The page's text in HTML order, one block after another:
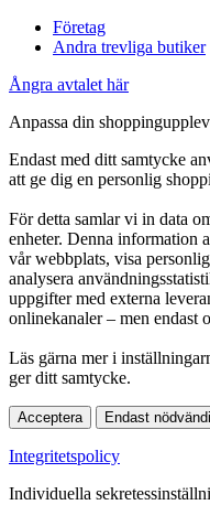
Företag
Andra trevliga butiker
Ångra avtalet här
Anpassa din
Endast med ditt samtycke
att ge dig en personlig
För detta samlar vi in data
enheter. Denna information
vår webbplats, visa
analysera
uppgifter med externa
onlinekanaler – men endast
Läs gärna mer i
ger ditt samtycke.
Acceptera Endast
Integritetspolicy
Individuella